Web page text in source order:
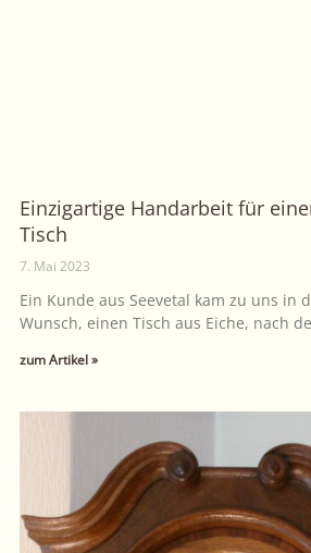
Einzigartige Handarbeit für
Tisch
7. Mai 2023
Ein Kunde aus Seevetal kam zu uns in
Wunsch, einen Tisch aus Eiche, nach
zum Artikel »